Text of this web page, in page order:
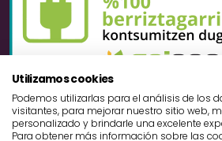
Utilizamos cookies
Podemos utilizarlas para el análisis de los
visitantes, para mejorar nuestro sitio web,
personalizado y brindarle una excelente
Para obtener más información sobre las